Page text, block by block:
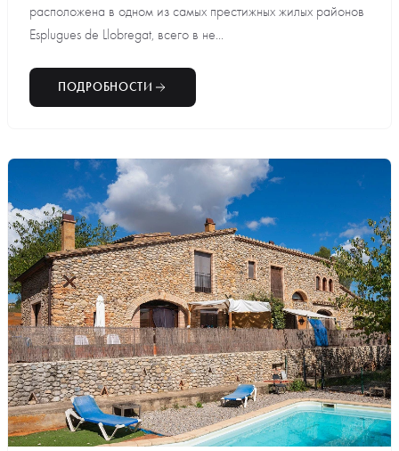
расположена в одном из самых престижных жилых районов
Esplugues de Llobregat, всего в не...
ПОДРОБНОСТИ